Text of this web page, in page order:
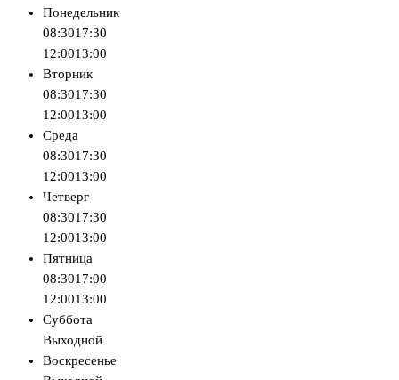
Понедельник
08:3017:30
12:0013:00
Вторник
08:3017:30
12:0013:00
Среда
08:3017:30
12:0013:00
Четверг
08:3017:30
12:0013:00
Пятница
08:3017:00
12:0013:00
Суббота
Выходной
Воскресенье